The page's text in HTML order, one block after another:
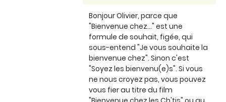
Bonjour Olivier, parce que
"Bienvenue chez..." est une
formule de souhait, figée, qui
sous-entend "Je vous souhaite la
bienvenue chez". Sinon c'est
"Soyez les bienvenu(e)s". Si vous
ne nous croyez pas, vous pouvez
vous fier au titre du film